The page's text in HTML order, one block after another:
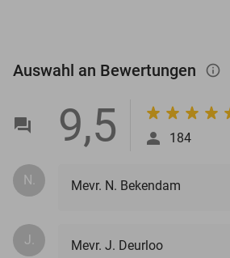
Auswahl an Bewertungen info_outlined
9,5 184
N. Mevr. N. Bekendam
J.
Mevr. J. Deurloo